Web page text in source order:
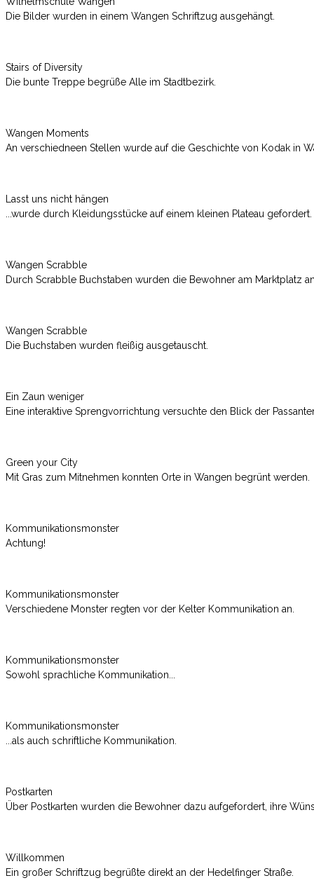
Die Bilder wurden in einem Wangen Schriftzug ausgehängt.
Stairs of Diversity
Die bunte Treppe begrüße Alle im Stadtbezirk.
Wangen Moments
An verschiedneen Stellen wurde auf die Geschichte von Kodak in
Lasst uns nicht hängen
...wurde durch Kleidungsstücke auf einem kleinen Plateau gefordert.
Wangen Scrabble
Durch Scrabble Buchstaben wurden die Bewohner am Marktplatz
Wangen Scrabble
Die Buchstaben wurden fleißig ausgetauscht.
Ein Zaun weniger
Eine interaktive Sprengvorrichtung versuchte den Blick der
Green your City
Mit Gras zum Mitnehmen konnten Orte in Wangen begrünt werden.
Kommunikationsmonster
Achtung!
Kommunikationsmonster
Verschiedene Monster regten vor der Kelter Kommunikation an.
Kommunikationsmonster
Sowohl sprachliche Kommunikation...
Kommunikationsmonster
...als auch schriftliche Kommunikation.
Postkarten
Über Postkarten wurden die Bewohner dazu aufgefordert, ihre
Willkommen
Ein großer Schriftzug begrüßte direkt an der Hedelfinger Straße.